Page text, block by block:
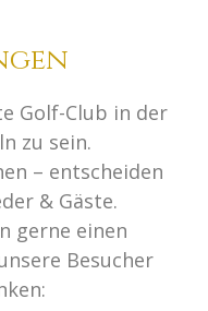
Golf-Club in der
zu sein.
– entscheiden
& Gäste.
gerne einen
Besucher